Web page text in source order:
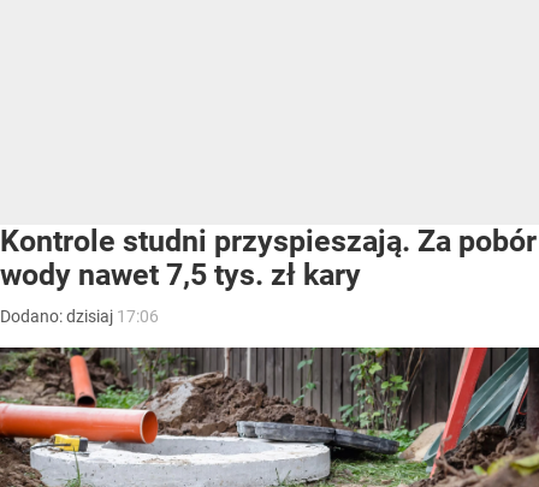
Kontrole studni przyspieszają. Za pobór
wody nawet 7,5 tys. zł kary
Dodano:dzisiaj 17:06